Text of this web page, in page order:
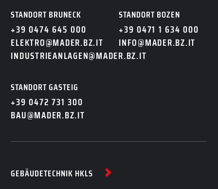
STANDORT BRUNECK
+39 0474 645 000
ELEKTRO@MADER.BZ.IT
INDUSTRIEANLAGEN@MADER.BZ.IT
STANDORT BOZEN
+39 0471 1 634 000
INFO@MADER.BZ.IT
STANDORT GASTEIG
+39 0472 731 300
BAU@MADER.BZ.IT
GEBÄUDETECHNIK HKLS